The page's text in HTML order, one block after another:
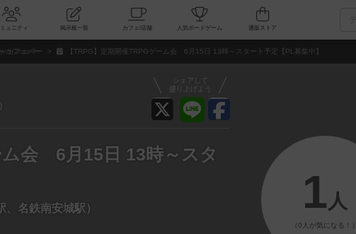
ム会 コミュニティ 掲示板一覧 カフェ/店舗 人気ボードゲーム
カフェバー 【TRPG】定期開催TRPGゲーム会 6月15日 13時～スタート予定【PL募集中】
シェアして
盛り上げよう
ム会 6月15日 13時～スタ
名鉄南安城駅）
1 人
（0人が気になる！）